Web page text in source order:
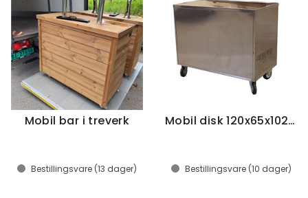
Mobil bar i treverk
Bestillingsvare (13 dager)
Mobil disk 120x65x102cm, BC 103/104
Bestillingsvare (10 dager)